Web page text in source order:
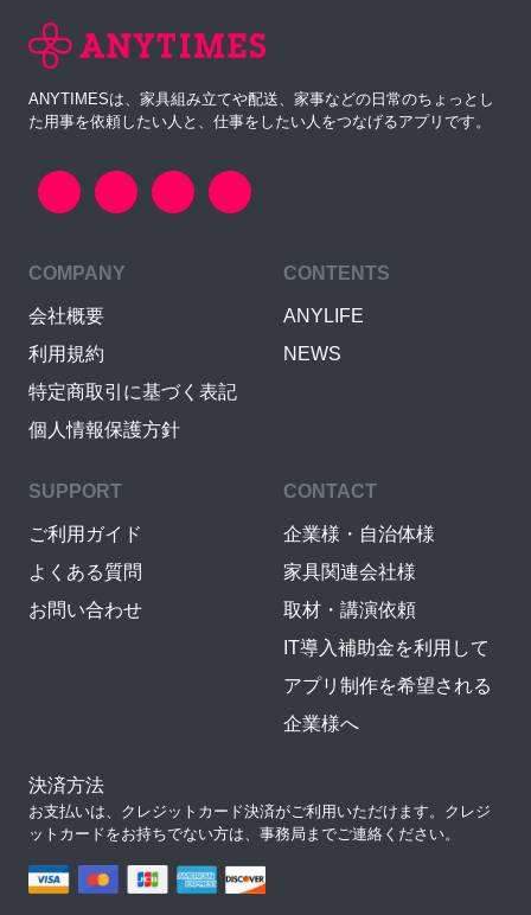
ANYTIMESは、家具組み立てや配送、家事などの日常のちょっとし
た用事を依頼したい人と、仕事をしたい人をつなげるアプリです。
COMPANY
会社概要
利用規約
特定商取引に基づく表記
個人情報保護方針
CONTENTS
ANYLIFE
NEWS
SUPPORT
ご利用ガイド
よくある質問
お問い合わせ
CONTACT
企業様・自治体様
家具関連会社様
取材・講演依頼
IT導入補助金を利用して
アプリ制作を希望される
企業様へ
決済方法
お支払いは、クレジットカード決済がご利用いただけます。クレジ
ットカードをお持ちでない方は、事務局までご連絡ください。